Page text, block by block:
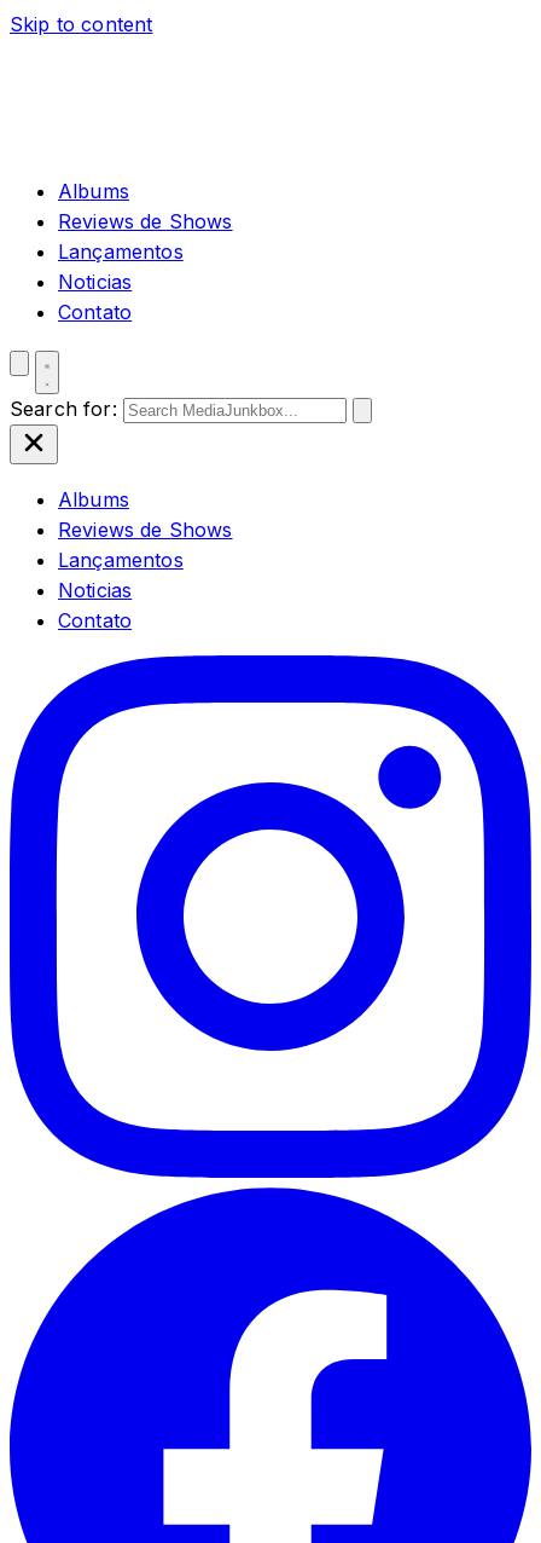
Skip to content
Albums
Reviews de Shows
Lançamentos
Noticias
Contato
Search for:
Albums
Reviews de Shows
Lançamentos
Noticias
Contato